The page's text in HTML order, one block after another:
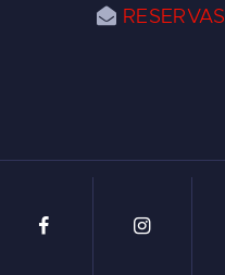
RESERVAS